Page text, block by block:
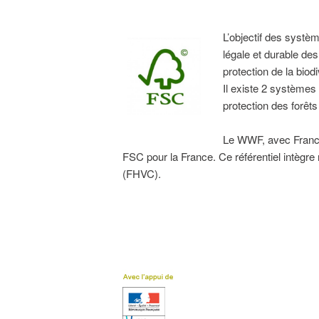
L’objectif des
légale et durable
protection de la
Il existe 2
protection des
Le WWF, avec
FSC pour la France. Ce référentiel
(FHVC).